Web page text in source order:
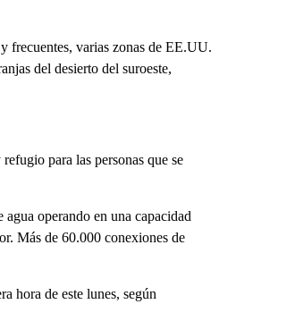
frecuentes, varias zonas de EE.UU.
del desierto del suroeste,
para las personas que se
operando en una capacidad
Más de 60.000 conexiones de
hora de este lunes, según